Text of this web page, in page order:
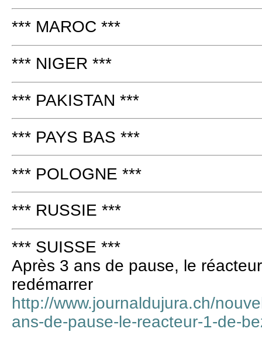
*** MAROC ***
*** NIGER ***
*** PAKISTAN ***
*** PAYS BAS ***
*** POLOGNE ***
*** RUSSIE ***
*** SUISSE ***
Après 3 ans de pause, le
redémarrer
http://www.journaldujura.ch/
ans-de-pause-le-reacteur-1-de-